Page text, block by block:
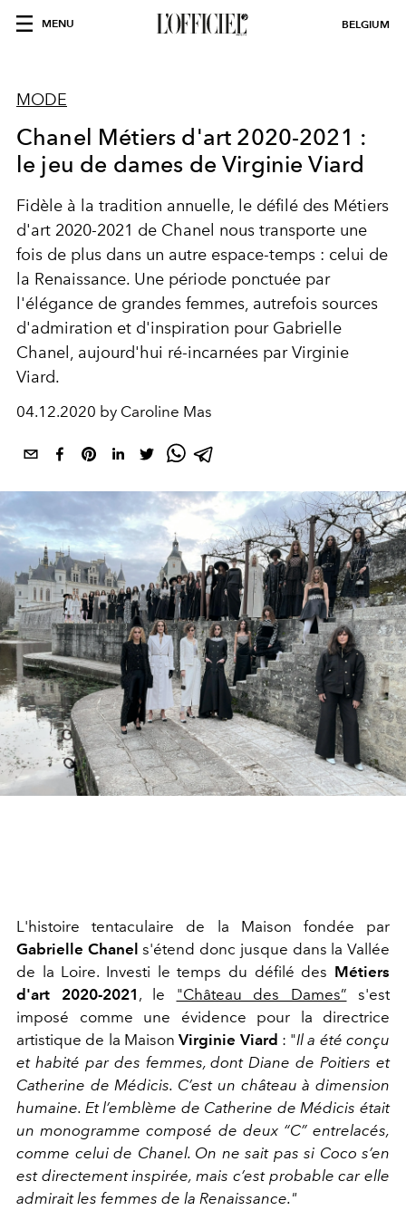
MENU BELGIUM
MODE
Chanel Métiers d'art 2020-2021 :
le jeu de dames de Virginie Viard
Fidèle à la tradition annuelle, le défilé des Métiers
d'art 2020-2021 de Chanel nous transporte une
fois de plus dans un autre espace-temps : celui de
la Renaissance. Une période ponctuée par
l'élégance de grandes femmes, autrefois sources
d'admiration et d'inspiration pour Gabrielle
Chanel, aujourd'hui ré-incarnées par Virginie
Viard.
04.12.2020 by Caroline Mas
L'histoire tentaculaire de la Maison fondée par
Gabrielle Chanel s'étend donc jusque dans la Vallée
de la Loire. Investi le temps du défilé des Métiers
d'art 2020-2021 , le "Château des Dames” s'est
imposé comme une évidence pour la directrice
artistique de la MaisonVirginie Viard : "Il a été conçu
et habité par des femmes, dont Diane de Poitiers et
Catherine de Médicis. C’est un château à dimension
humaine. Et l’emblème de Catherine de Médicis était
un monogramme composé de deux “C” entrelacés,
comme celui de Chanel. On ne sait pas si Coco s’en
est directement inspirée, mais c’est probable car elle
admirait les femmes de la Renaissance."